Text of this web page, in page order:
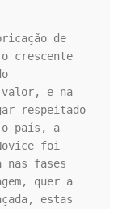
de
crescente
valor, e na
respeitado
o país, a
foi
nas fases
quer a
estas